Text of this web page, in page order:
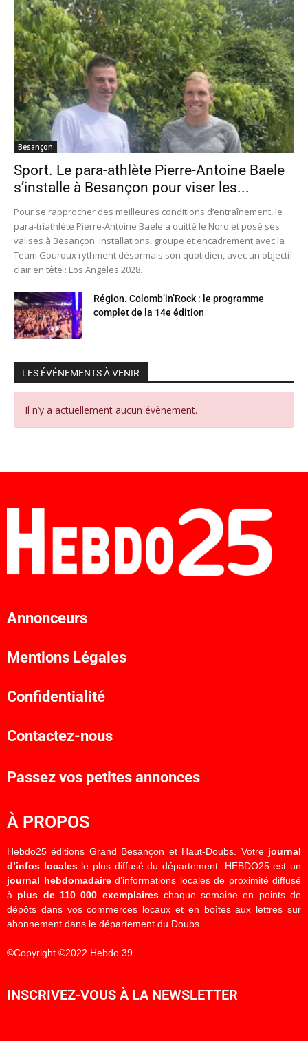
Besançon
Sport. Le para-athlète Pierre-Antoine Baele
s’installe à Besançon pour viser les...
Pour se rapprocher des meilleures conditions d’entraînement, le
para-triathlète Pierre-Antoine Baele a quitté le Nord et posé ses
valises à Besançon. Installations, groupe et encadrement avec la
Team Gouroux rythment désormais son quotidien, avec un objectif
clair en tête : Los Angeles 2028.
Région. Colomb’in’Rock : le programme
complet de la 14e édition
LES ÉVÉNEMENTS À VENIR
Il n’y a actuellement aucun évènement.
Annonceurs
Mentions Légales
Confidentialité
Contactez-nous
Passez vos petites annonces
À PROPOS
Hebdo25 éditions Grand Besançon et Haut-Doubs. Votre journal
d’infos localesle plus diffusé du département. HEBDO25 est un
journal hebdomadaired’informations locales de proximité diffusé
à plus de 110 000 exemplaireschaque semaine en points de
dépôts dans vos commerces locaux et en boîtes aux lettres sur
abonnement dans le département du Doubs.
©Copyright ©2022 Hebdo 39
INSCRIVEZ-VOUS À LA NEWSLETTER